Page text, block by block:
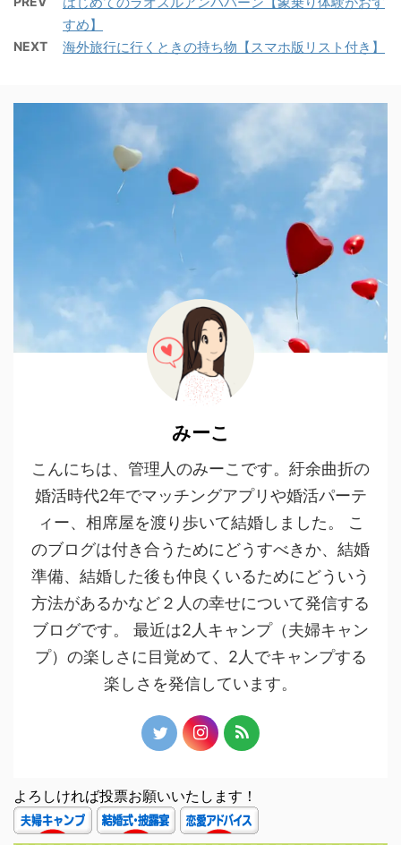
すめ】
NEXT 海外旅行に行くときの持ち物【スマホ版リスト付き】
みーこ
こんにちは、管理人のみーこです。紆余曲折の
婚活時代2年でマッチングアプリや婚活パーテ
ィー、相席屋を渡り歩いて結婚しました。 こ
のブログは付き合うためにどうすべきか、結婚
準備、結婚した後も仲良くいるためにどういう
方法があるかなど２人の幸せについて発信する
ブログです。 最近は2人キャンプ（夫婦キャン
プ）の楽しさに目覚めて、2人でキャンプする
楽しさを発信しています。
よろしければ投票お願いいたします！